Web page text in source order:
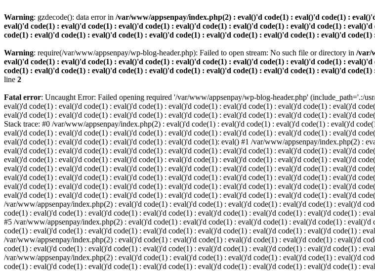
Warning: gzdecode(): data error in /var/www/appsenpay/index.php(2) : eval()'d code(1) : eval()'d code(1) :
eval()'d code(1) : eval()'d code(1) : eval()'d code(1) : eval()'d code(1) : eval()'d code(1) : eval()'d code(1) :
code(1) : eval()'d code(1) : eval()'d code(1) : eval()'d code(1) : eval()'d code(1) : eval()'d code(1) : eval()'d code(1)
Warning: require(/var/www/appsenpay/wp-blog-header.php): Failed to open stream: No such file or directory in /var/
eval()'d code(1) : eval()'d code(1) : eval()'d code(1) : eval()'d code(1) : eval()'d code(1) : eval()'d code(1) :
code(1) : eval()'d code(1) : eval()'d code(1) : eval()'d code(1) : eval()'d code(1) : eval()'d code(1) : eval()'d
line 2
Fatal error: Uncaught Error: Failed opening required '/var/www/appsenpay/wp-blog-header.php' (include_path='.:/
eval()'d code(1) : eval()'d code(1) : eval()'d code(1) : eval()'d code(1) : eval()'d code(1) : eval()'d code(1) : eval()'d
eval()'d code(1) : eval()'d code(1) : eval()'d code(1) : eval()'d code(1) : eval()'d code(1) : eval()'d code(1) : eval()'d
Stack trace: #0 /var/www/appsenpay/index.php(2) : eval()'d code(1) : eval()'d code(1) : eval()'d code(1) : eval()'d
eval()'d code(1) : eval()'d code(1) : eval()'d code(1) : eval()'d code(1) : eval()'d code(1) : eval()'d code(1) : eval()'d
eval()'d code(1) : eval()'d code(1) : eval()'d code(1) : eval()'d code(1): eval() #1 /var/www/appsenpay/index.php(2) :
eval()'d code(1) : eval()'d code(1) : eval()'d code(1) : eval()'d code(1) : eval()'d code(1) : eval()'d code(1) : eval()'d
eval()'d code(1) : eval()'d code(1) : eval()'d code(1) : eval()'d code(1) : eval()'d code(1) : eval()'d code(1) : eval()'d
eval()'d code(1) : eval()'d code(1) : eval()'d code(1) : eval()'d code(1) : eval()'d code(1) : eval()'d code(1) : eval()'d
eval()'d code(1) : eval()'d code(1) : eval()'d code(1) : eval()'d code(1) : eval()'d code(1) : eval()'d code(1) : eval()'d
eval()'d code(1) : eval()'d code(1) : eval()'d code(1) : eval()'d code(1) : eval()'d code(1) : eval()'d code(1) : eval()'d
eval()'d code(1) : eval()'d code(1) : eval()'d code(1) : eval()'d code(1) : eval()'d code(1) : eval()'d code(1) : eval()'d
/var/www/appsenpay/index.php(2) : eval()'d code(1) : eval()'d code(1) : eval()'d code(1) : eval()'d code(1) : eval()'d
code(1) : eval()'d code(1) : eval()'d code(1) : eval()'d code(1) : eval()'d code(1) : eval()'d code(1) : eval()'d code(1) :
#5 /var/www/appsenpay/index.php(2) : eval()'d code(1) : eval()'d code(1) : eval()'d code(1) : eval()'d code(1) :
code(1) : eval()'d code(1) : eval()'d code(1) : eval()'d code(1) : eval()'d code(1) : eval()'d code(1) : eval()'d code(1) :
/var/www/appsenpay/index.php(2) : eval()'d code(1) : eval()'d code(1) : eval()'d code(1) : eval()'d code(1) : eval()'d
code(1) : eval()'d code(1) : eval()'d code(1) : eval()'d code(1) : eval()'d code(1) : eval()'d code(1) : eval()'d code(1) :
/var/www/appsenpay/index.php(2) : eval()'d code(1) : eval()'d code(1) : eval()'d code(1) : eval()'d code(1) : eval()'d
code(1) : eval()'d code(1) : eval()'d code(1) : eval()'d code(1) : eval()'d code(1) : eval()'d code(1) : eval()'d code(1) :